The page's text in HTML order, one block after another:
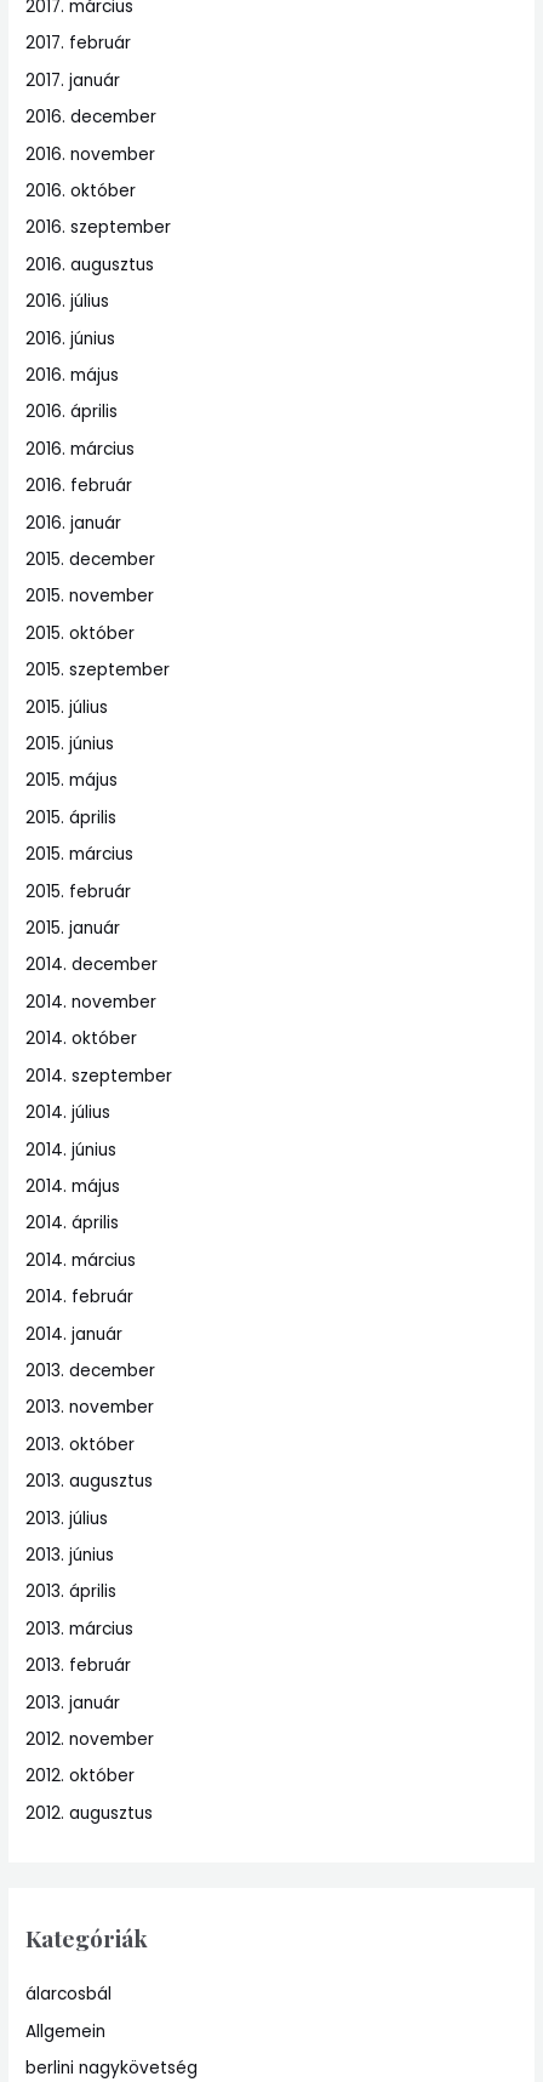
2017. március
2017. február
2017. január
2016. december
2016. november
2016. október
2016. szeptember
2016. augusztus
2016. július
2016. június
2016. május
2016. április
2016. március
2016. február
2016. január
2015. december
2015. november
2015. október
2015. szeptember
2015. július
2015. június
2015. május
2015. április
2015. március
2015. február
2015. január
2014. december
2014. november
2014. október
2014. szeptember
2014. július
2014. június
2014. május
2014. április
2014. március
2014. február
2014. január
2013. december
2013. november
2013. október
2013. augusztus
2013. július
2013. június
2013. április
2013. március
2013. február
2013. január
2012. november
2012. október
2012. augusztus
Kategóriák
álarcosbál
Allgemein
berlini nagykövetség